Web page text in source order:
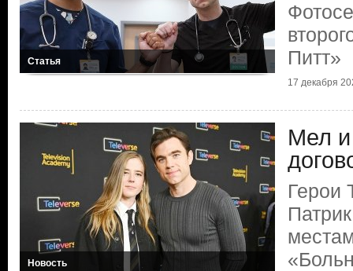
Статья
Питт»
17 декабря
Новость
Мел
Герои